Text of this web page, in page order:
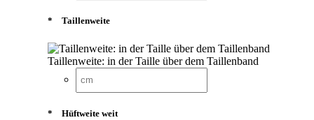
* Taillenweite
Taillenweite: in der Taille über dem Taillenband
* Hüftweite weit